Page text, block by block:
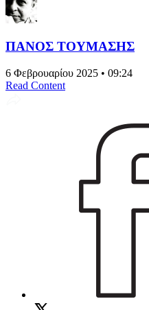
ΠΑΝΟΣ ΤΟΥΜΑΣΗΣ
6 Φεβρουαρίου 2025 • 09:24
Read Content